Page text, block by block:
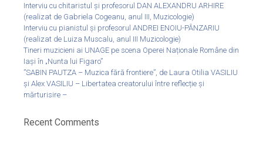
Interviu cu chitaristul și profesorul DAN ALEXANDRU ARHIRE
(realizat de Gabriela Cogeanu, anul III, Muzicologie)
Interviu cu pianistul și profesorul ANDREI ENOIU-PÂNZARIU
(realizat de Luiza Muscalu, anul III Muzicologie)
Tineri muzicieni ai UNAGE pe scena Operei Naționale Române din
Iași în „Nunta lui Figaro”
”SABIN PAUTZA – Muzica fără frontiere”, de Laura Otilia VASILIU
și Alex VASILIU – Libertatea creatorului între reflecție și
mărturisire –
Recent Comments